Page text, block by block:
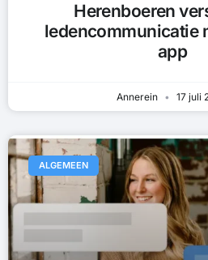
Herenboeren
ledencommunicatie
app
Annerein 17 juli
ALGEMEEN